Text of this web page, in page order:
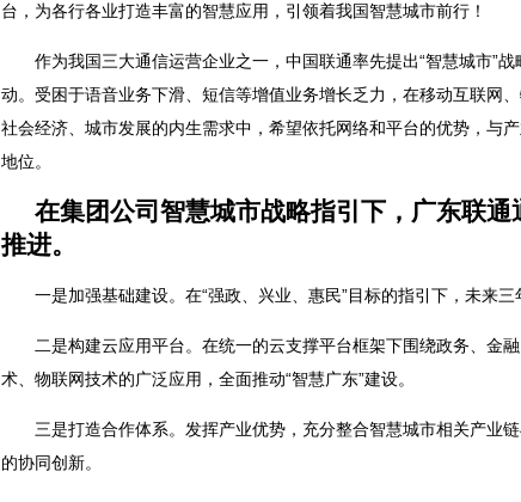
台，为各行各业打造丰富的智慧应用，引领着我国智慧城市前行！
作为我国三大通信运营企业之一，中国联通率先提出“智慧城市”
动。受困于语音业务下滑、短信等增值业务增长乏力，在移动互联网
社会经济、城市发展的内生需求中，希望依托网络和平台的优势，与
地位。
在集团公司智慧城市战略指引下，广东联
推进。
一是加强基础建设。在“强政、兴业、惠民”目标的指引下，未来
二是构建云应用平台。在统一的云支撑平台框架下围绕政务、金
术、物联网技术的广泛应用，全面推动“智慧广东”建设。
三是打造合作体系。发挥产业优势，充分整合智慧城市相关产业
的协同创新。